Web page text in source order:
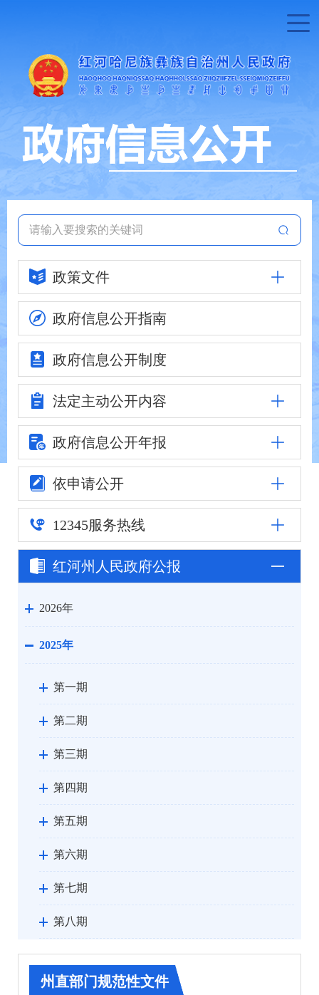
政策文件
政府信息公开指南
政府信息公开制度
法定主动公开内容
政府信息公开年报
依申请公开
12345服务热线
红河州人民政府公报
2026年
2025年
第一期
第二期
第三期
第四期
第五期
第六期
第七期
第八期
第九期
第十期
州直部门规范性文件